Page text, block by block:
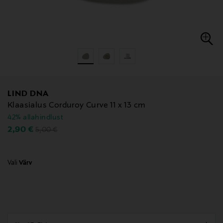
LIND DNA
Klaasialus Corduroy Curve 11 x 13 cm
42% allahindlust
Discounted Price
2,90 € Original Price
5,00 €
Vali Värv